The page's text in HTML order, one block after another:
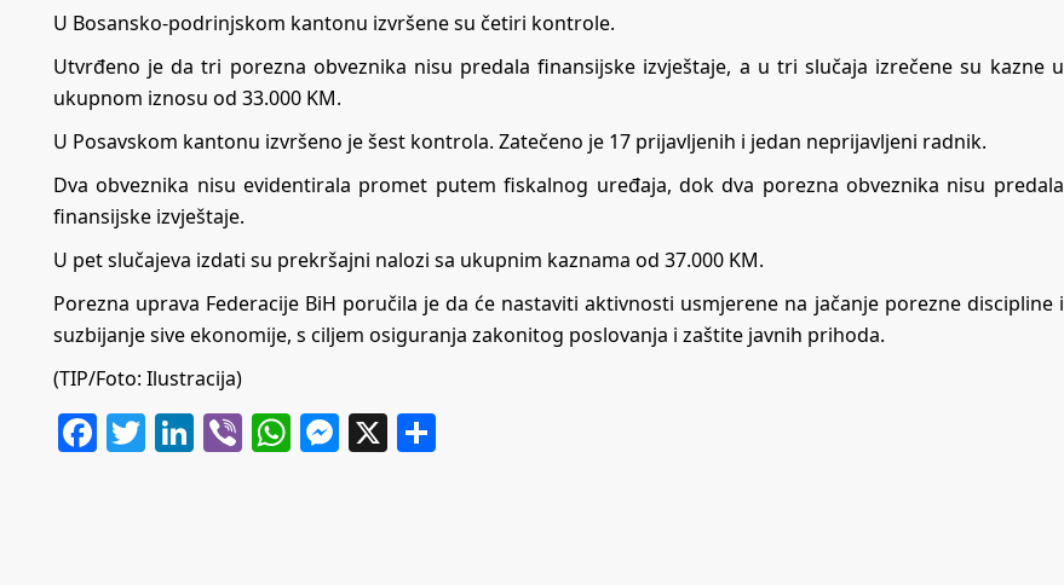
U Bosansko-podrinjskom kantonu izvršene su četiri kontrole.
Utvrđeno je da tri porezna obveznika nisu predala finansijske izvještaje, a u tri slučaja izrečene su kazne u
ukupnom iznosu od 33.000 KM.
U Posavskom kantonu izvršeno je šest kontrola. Zatečeno je 17 prijavljenih i jedan neprijavljeni radnik.
Dva obveznika nisu evidentirala promet putem fiskalnog uređaja, dok dva porezna obveznika nisu predala
finansijske izvještaje.
U pet slučajeva izdati su prekršajni nalozi sa ukupnim kaznama od 37.000 KM.
Porezna uprava Federacije BiH poručila je da će nastaviti aktivnosti usmjerene na jačanje porezne discipline i
suzbijanje sive ekonomije, s ciljem osiguranja zakonitog poslovanja i zaštite javnih prihoda.
(TIP/Foto: Ilustracija)
Facebook
Twitter
LinkedIn
ViberWhatsApp
Messenger
X